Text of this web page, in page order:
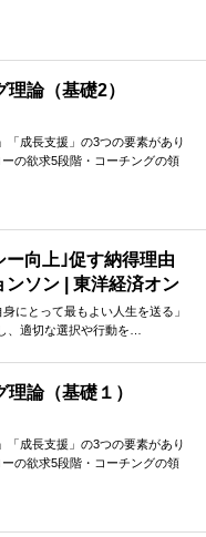
にとどまらず、現場で直面する
理論（基礎2）
「成長支援」の3つの要素があり
の欲求5段階・コーチングの領
にとどまらず、現場で直面する
向上｣促す納得理由
ンソン | 東洋経済オン
にとって最もよい人生を送る」
、適切な選択や行動を…
理論（基礎１）
「成長支援」の3つの要素があり
の欲求5段階・コーチングの領
にとどまらず、現場で直面する